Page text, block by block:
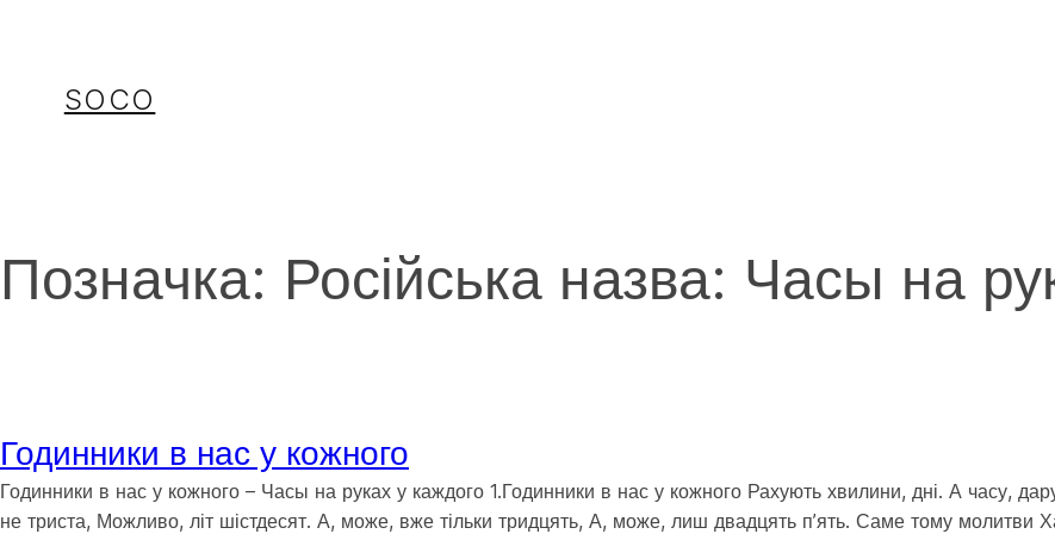
SOCO
Позначка: Російська назва: Часы на
Годинники в нас у кожного
Годинники в нас у кожного – Часы на руках у каждого 1.Годинники в нас у кожного Рахують хвилини, дні. А часу,
не триста, Можливо, літ шістдесят. А, може, вже тільки тридцять, А, може, лиш двадцять п’ять. Саме тому молитви